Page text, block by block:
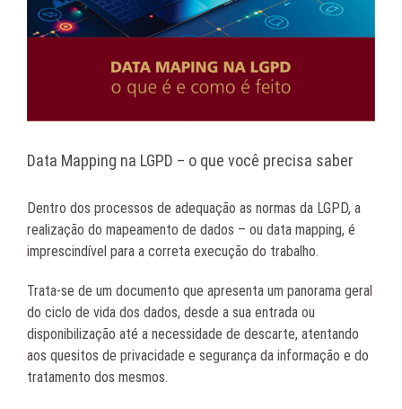
Data Mapping na LGPD – o que você precisa saber
Dentro dos processos de adequação as normas da LGPD, a
realização do mapeamento de dados – ou data mapping, é
imprescindível para a correta execução do trabalho.
Trata-se de um documento que apresenta um panorama geral
do ciclo de vida dos dados, desde a sua entrada ou
disponibilização até a necessidade de descarte, atentando
aos quesitos de privacidade e segurança da informação e do
tratamento dos mesmos.